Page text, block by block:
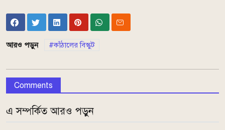
আরও পড়ুন কাঁঠালের বিস্কুট
Comments
এ সম্পর্কিত আরও পড়ুন